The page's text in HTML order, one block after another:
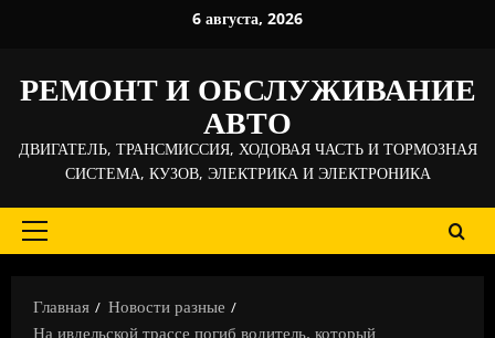
6 августа, 2026
РЕМОНТ И ОБСЛУЖИВАНИЕ
АВТО
ДВИГАТЕЛЬ, ТРАНСМИССИЯ, ХОДОВАЯ ЧАСТЬ И ТОРМОЗНАЯ
СИСТЕМА, КУЗОВ, ЭЛЕКТРИКА И ЭЛЕКТРОНИКА
Основное
Главная
Новости разные
На ивдельской трассе погиб водитель, который